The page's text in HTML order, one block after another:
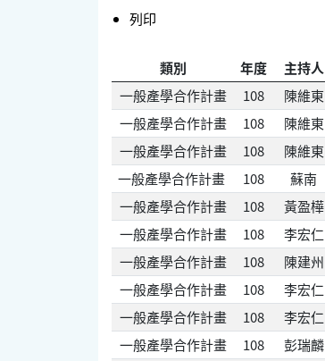
列印
類別 年度 主持人
一般產學合作計畫
108 陳維東
一般產學合作計畫
108 陳維東
一般產學合作計畫
108 陳維東
一般產學合作計畫
108 蘇南
一般產學合作計畫
108 黃盈樺
一般產學合作計畫
108 李宏仁
一般產學合作計畫
108 陳建州
一般產學合作計畫
108 李宏仁
一般產學合作計畫
108 李宏仁
一般產學合作計畫
108 彭瑞麟